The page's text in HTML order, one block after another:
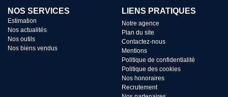
NOS SERVICES
Estimation
Nos actualités
Nos outils
Nos biens vendus
LIENS PRATIQUES
Notre agence
Plan du site
Contactez-nous
Mentions
Politique de confidentialité
Politique des cookies
Nos honoraires
Recrutement